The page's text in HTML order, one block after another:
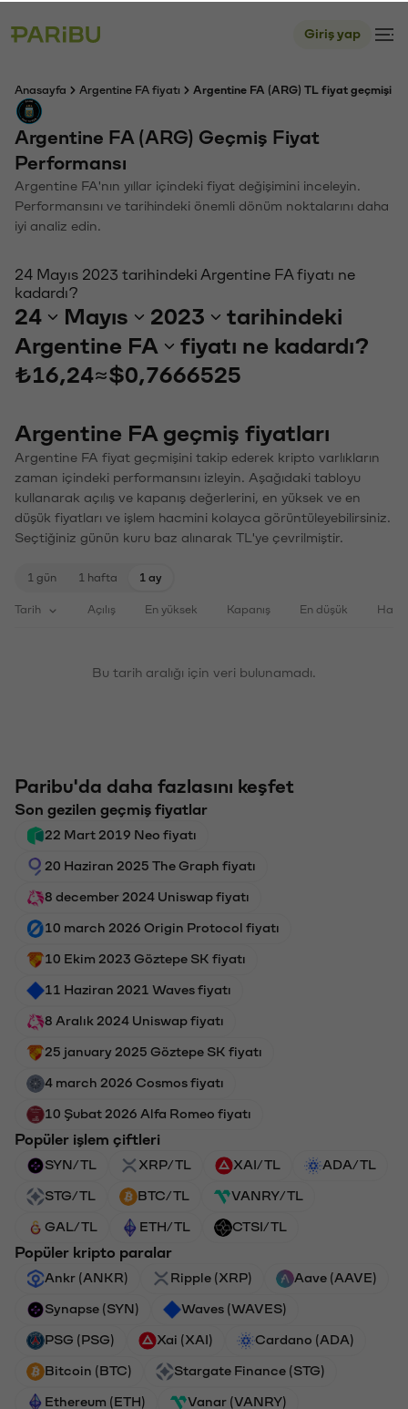
Giriş yap
Anasayfa Argentine FA fiyatı Argentine FA (ARG) TL fiyat geçmişi
Argentine FA (ARG) Geçmiş Fiyat
Performansı
Argentine FA'nın yıllar içindeki fiyat değişimini inceleyin.
Performansını ve tarihindeki önemli dönüm noktalarını daha
iyi analiz edin.
24 Mayıs 2023 tarihindeki Argentine FA fiyatı ne
kadardı?
24 Mayıs 2023
tarihindeki
Argentine FA
fiyatı ne kadardı?
₺16,24≈$0,7666525
Argentine FA geçmiş fiyatları
Argentine FA fiyat geçmişini takip ederek kripto varlıkların
zaman içindeki performansını izleyin. Aşağıdaki tabloyu
kullanarak açılış ve kapanış değerlerini, en yüksek ve en
düşük fiyatları ve işlem hacmini kolayca görüntüleyebilirsiniz.
Seçtiğiniz günün kuru baz alınarak TL'ye çevrilmiştir.
1 gün 1 hafta 1 ay
Tarih Açılış En yüksek Kapanış En düşük
Bu tarih aralığı için veri bulunamadı.
Paribu'da daha fazlasını keşfet
Son gezilen geçmiş fiyatlar
22 Mart 2019 Neo fiyatı
20 Haziran 2025 The Graph fiyatı
8 december 2024 Uniswap fiyatı
10 march 2026 Origin Protocol fiyatı
10 Ekim 2023 Göztepe SK fiyatı
11 Haziran 2021 Waves fiyatı
8 Aralık 2024 Uniswap fiyatı
25 january 2025 Göztepe SK fiyatı
4 march 2026 Cosmos fiyatı
10 Şubat 2026 Alfa Romeo fiyatı
Popüler işlem çiftleri
SYN/TL XRP/TL XAI/TL ADA/TL
STG/TL BTC/TL VANRY/TL
GAL/TL ETH/TL CTSI/TL
Popüler kripto paralar
Ankr (ANKR) Ripple (XRP) Aave (AAVE)
Synapse (SYN) Waves (WAVES)
PSG (PSG) Xai (XAI) Cardano (ADA)
Bitcoin (BTC) Stargate Finance (STG)
Ethereum (ETH) Vanar (VANRY)